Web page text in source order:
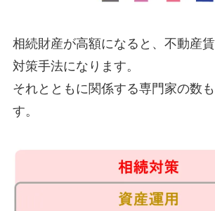
相続財産が高額になると、不動産
対策手法になります。
それとともに関係する専門家の数
す。